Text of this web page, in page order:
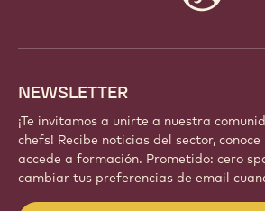
NEWSLETTER
¡Te invitamos a unirte a nuestra
chefs! Recibe noticias del sector,
accede a formación. Prometido: cero
cambiar tus preferencias de email